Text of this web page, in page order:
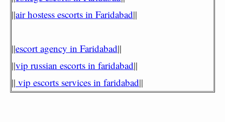
||air hostess escorts in Faridabad||
||escort agency in Faridabad||
||vip russian escorts in faridabad||
|| vip escorts services in faridabad||